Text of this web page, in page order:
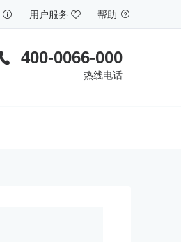
用户服务 帮助
400-0066-000
热线电话